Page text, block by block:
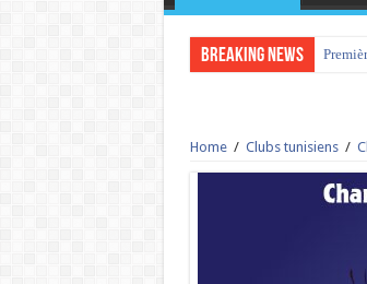
Breaking News
Home / Clubs tunisiens /